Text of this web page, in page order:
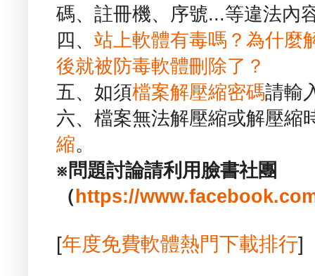
碼、註冊機、序號...等違法內
四、 站上軟體有毒嗎？為什麼
後就被防毒軟體刪除了？
五、如須檔案解壓縮密碼請輸
六、檔案無法解壓縮或解壓縮
縮。
※問題討論請利用臉書社團
（ https://
[年度免費軟體熱門下載排行]